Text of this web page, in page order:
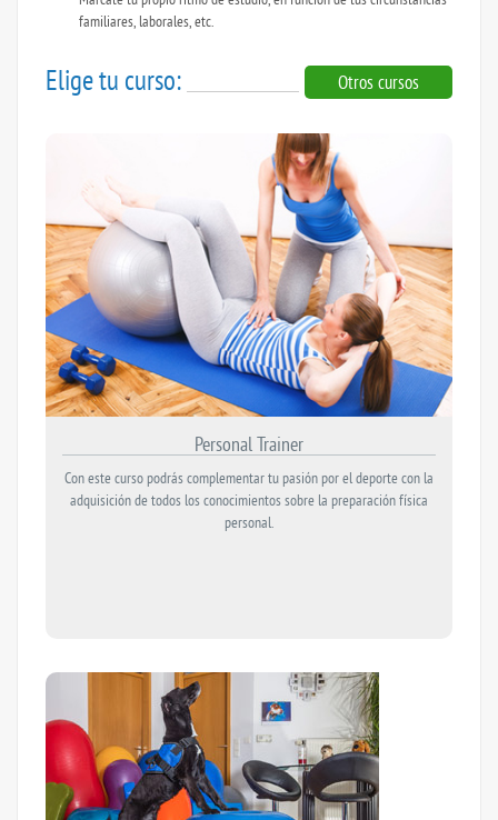
familiares, laborales, etc.
Elige tu curso: Otros cursos
Personal Trainer
Con este curso podrás complementar tu pasión por el deporte con la
adquisición de todos los conocimientos sobre la preparación física
personal.